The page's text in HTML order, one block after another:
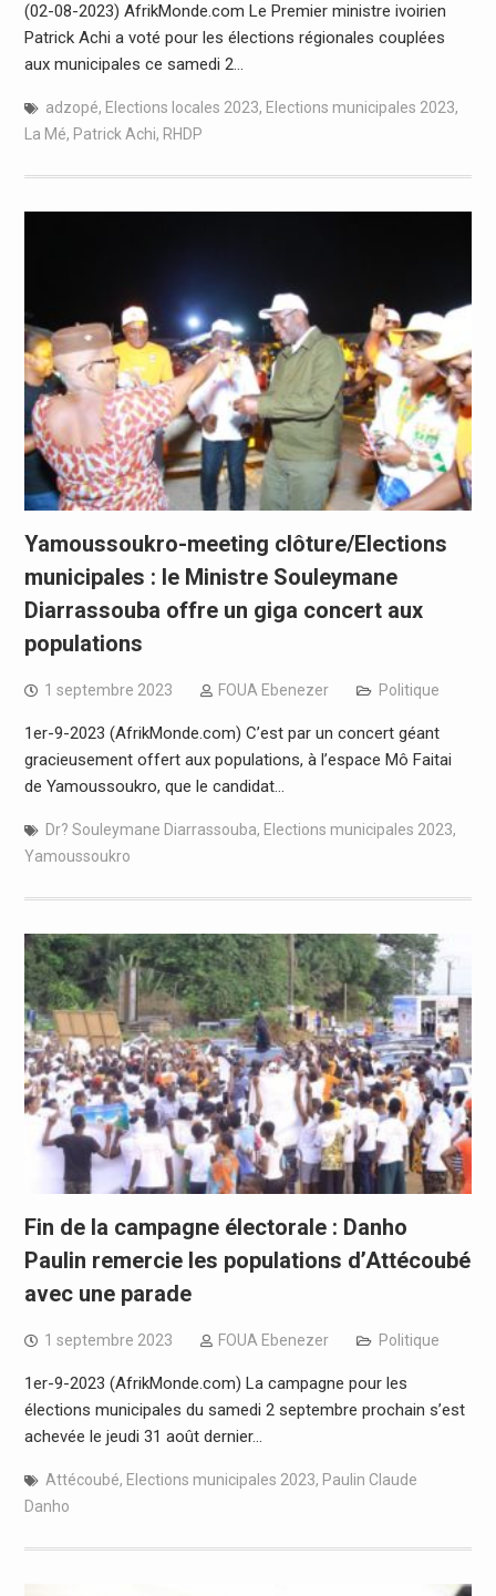
(02-08-2023) AfrikMonde.com Le Premier ministre ivoirien
Patrick Achi a voté pour les élections régionales couplées
aux municipales ce samedi 2…
adzopé, Elections locales 2023, Elections municipales 2023,
La Mé, Patrick Achi, RHDP
Yamoussoukro-meeting clôture/Elections
municipales : le Ministre Souleymane
Diarrassouba offre un giga concert aux
populations
1 septembre 2023 FOUA Ebenezer Politique
1er-9-2023 (AfrikMonde.com) C’est par un concert géant
gracieusement offert aux populations, à l’espace Mô Faitai
de Yamoussoukro, que le candidat…
Dr? Souleymane Diarrassouba, Elections municipales 2023,
Yamoussoukro
Fin de la campagne électorale : Danho
Paulin remercie les populations d’Attécoubé
avec une parade
1 septembre 2023 FOUA Ebenezer Politique
1er-9-2023 (AfrikMonde.com) La campagne pour les
élections municipales du samedi 2 septembre prochain s’est
achevée le jeudi 31 août dernier…
Attécoubé, Elections municipales 2023, Paulin Claude
Danho